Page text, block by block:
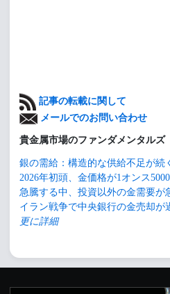
記事の転載に関して
メールでのお問い合わせ
貴金属市場のファンダメンタルズ
銀の需給：構造的な供給不足が続
2026年初頭、金価格が1オンス
急騰する中、投資以外の金需要が
イラン戦争で中央銀行の金売却が
更に詳細